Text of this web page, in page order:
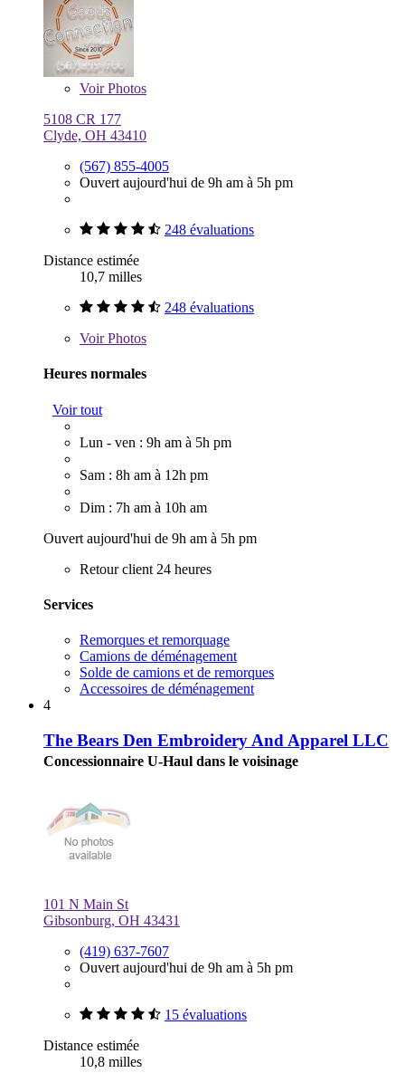
VoirPhotos
5108 CR 177
Clyde, OH 43410
(567) 855-4005
Ouvert aujourd'hui de 9h am à 5h pm
248 évaluations
Distance estimée
10,7 milles
248 évaluations
VoirPhotos
Heures normales
Voir tout
Lun - ven : 9h am à 5h pm
Sam : 8h am à 12h pm
Dim : 7h am à 10h am
Ouvert aujourd'hui de 9h am à 5h pm
Retour client 24 heures
Services
Remorques et remorquage
Camions de déménagement
Solde de camions et de remorques
Accessoires de déménagement
4
The Bears Den Embroidery And Apparel LLC
Concessionnaire U-Haul dans le voisinage
101 N Main St
Gibsonburg, OH 43431
(419) 637-7607
Ouvert aujourd'hui de 9h am à 5h pm
15 évaluations
Distance estimée
10,8 milles